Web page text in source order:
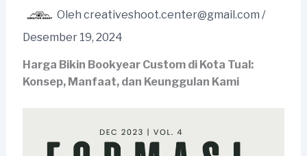
Oleh creativeshoot.center@gmail.com /
Desember 19, 2024
Harga Bikin Bookyear Custom di Kota Tual:
Konsep, Manfaat, dan Keunggulan Kami